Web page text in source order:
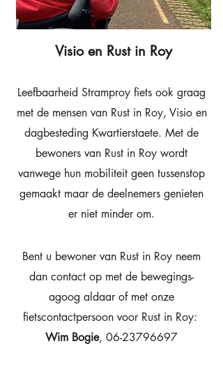
Visio en Rust in Roy
Leefbaarheid Stramproy fiets ook graag
met de mensen van Rust in Roy, Visio en
dagbesteding Kwartierstaete. Met de
bewoners van Rust in Roy wordt
vanwege hun mobiliteit geen tussenstop
gemaakt maar de deelnemers genieten
er niet minder om.
Bent u bewoner van Rust in Roy neem
dan contact op met de bewegings-
agoog aldaar of met onze
fietscontactpersoon voor Rust in Roy:
Wim Bogie, 06-23796697